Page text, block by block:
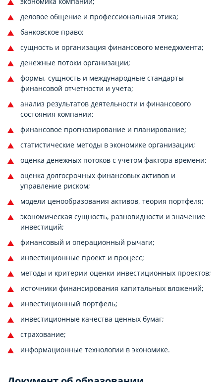
деловое общение и профессиональная этика;
банковское право;
сущность и организация финансового менеджмента;
денежные потоки организации;
формы, сущность и международные стандарты
финансовой отчетности и учета;
анализ результатов деятельности и финансового
состояния компании;
финансовое прогнозирование и планирование;
статистические методы в экономике организации;
оценка денежных потоков с учетом фактора времени;
оценка долгосрочных финансовых активов и
управление риском;
модели ценообразования активов, теория портфеля;
экономическая сущность, разновидности и значение
инвестиций;
финансовый и операционный рычаги;
инвестиционные проект и процесс;
методы и критерии оценки инвестиционных проектов;
источники финансирования капитальных вложений;
инвестиционный портфель;
инвестиционные качества ценных бумаг;
страхование;
информационные технологии в экономике.